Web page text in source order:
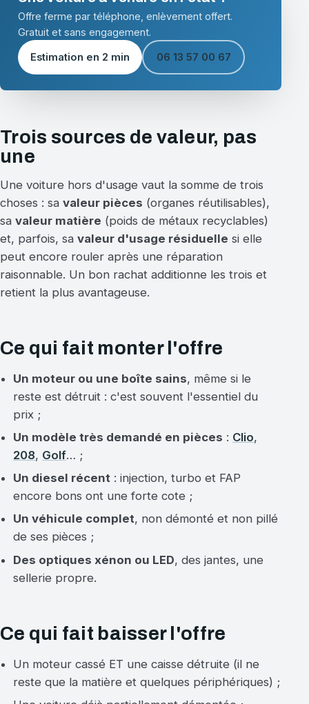
Offre ferme par téléphone, enlèvement offert.
Gratuit et sans engagement.
Estimation en 2 min 06 13 57 00 67
Trois sources de valeur, pas
une
Une voiture hors d'usage vaut la somme de trois
choses : sa valeur pièces (organes réutilisables),
sa valeur matière (poids de métaux recyclables)
et, parfois, sa valeur d'usage résiduelle si elle
peut encore rouler après une réparation
raisonnable. Un bon rachat additionne les trois et
retient la plus avantageuse.
Ce qui fait monter l'offre
Un moteur ou une boîte sains, même si le
reste est détruit : c'est souvent l'essentiel du
prix ;
Un modèle très demandé en pièces : Clio,
208, Golf… ;
Un diesel récent : injection, turbo et FAP
encore bons ont une forte cote ;
Un véhicule complet, non démonté et non pillé
de ses pièces ;
Des optiques xénon ou LED, des jantes, une
sellerie propre.
Ce qui fait baisser l'offre
Un moteur cassé ET une caisse détruite (il ne
reste que la matière et quelques périphériques) ;